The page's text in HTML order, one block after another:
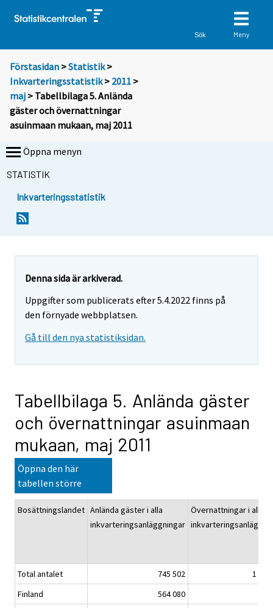
Sök Meny
Förstasidan >Statistik >
Inkvarteringsstatistik> 2011 >
maj > Tabellbilaga 5. Anlända
gäster och övernattningar
asuinmaan mukaan, maj 2011
Öppna menyn
STATISTIK
Inkvarteringsstatistik
Denna sida är arkiverad.
Uppgifter som publicerats efter 5.4.2022 finns på
den förnyade webbplatsen.
Gå till den nya statistiksidan.
Tabellbilaga 5. Anlända gäster
och övernattningar asuinmaan
mukaan, maj 2011
Öppna den här
tabellen större
Bosättningslandet Anlända gäster i alla
inkvarteringsanläggningar
Övernattningar i alla
Total antalet 745 502
1
Finland
564 080